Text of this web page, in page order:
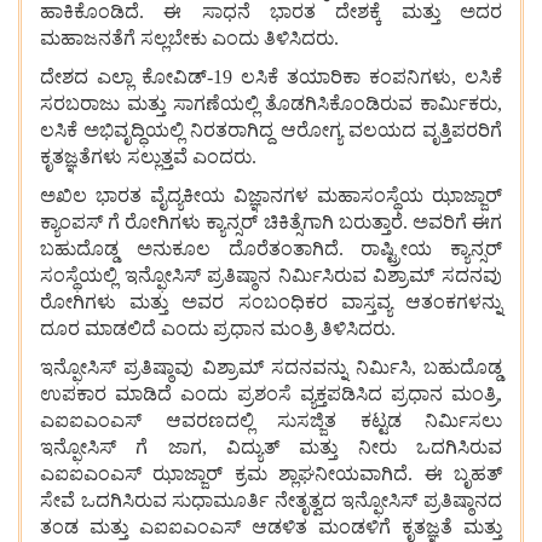
ಹಾಕಿಕೊಂಡಿದೆ.ಈ ಸಾಧನೆ ಭಾರತ ದೇಶಕ್ಕೆ ಮತ್ತು
ಅದರ
ಮಹಾಜನತೆಗೆ ಸಲ್ಲಬೇಕು ಎಂದು ತಿಳಿಸಿದರು.
ದೇಶದ ಎಲ್ಲಾ ಕೋವಿಡ್-19 ಲಸಿಕೆ ತಯಾರಿಕಾ ಕಂಪನಿಗಳು, ಲಸಿಕೆ
ಸರಬರಾಜು ಮತ್ತು ಸಾಗಣೆಯಲ್ಲಿ ತೊಡಗಿಸಿಕೊಂಡಿರುವ ಕಾರ್ಮಿಕರು,
ಲಸಿಕೆ ಅಭಿವೃದ್ಧಿಯಲ್ಲಿ ನಿರತರಾಗಿದ್ದ ಆರೋಗ್ಯ ವಲಯದ ವೃತ್ತಿಪರರಿಗೆ
ಕೃತಜ್ಞತೆಗಳು ಸಲ್ಲುತ್ತವೆ ಎಂದರು.
ಅಖಿಲ ಭಾರತ ವೈದ್ಯಕೀಯ ವಿಜ್ಞಾನಗಳ ಮಹಾಸಂಸ್ಥೆಯ ಝಾಜ್ಜಾರ್
ಕ್ಯಾಂಪಸ್ ಗೆ ರೋಗಿಗಳು ಕ್ಯಾನ್ಸರ್ ಚಿಕಿತ್ಸೆಗಾಗಿ ಬರುತ್ತಾರೆ. ಅವರಿಗೆ ಈಗ
ಬಹುದೊಡ್ಡ
ಅನುಕೂಲ ದೊರೆತಂತಾಗಿದೆ. ರಾಷ್ಟ್ರೀಯ
ಕ್ಯಾನ್ಸರ್
ಸಂಸ್ಥೆಯಲ್ಲಿ ಇನ್ಫೋಸಿಸ್ ಪ್ರತಿಷ್ಠಾನ ನಿರ್ಮಿಸಿರುವ ವಿಶ್ರಾಮ್ ಸದನವು
ರೋಗಿಗಳು
ಮತ್ತು ಅವರ ಸಂಬಂಧಿಕರ ವಾಸ್ತವ್ಯ
ಆತಂಕಗಳನ್ನು
ದೂರ ಮಾಡಲಿದೆ ಎಂದು ಪ್ರಧಾನ ಮಂತ್ರಿ ತಿಳಿಸಿದರು.
ಇನ್ಫೋಸಿಸ್ ಪ್ರತಿಷ್ಠಾವು ವಿಶ್ರಾಮ್ ಸದನವನ್ನು ನಿರ್ಮಿಸಿ,ಬಹುದೊಡ್ಡ
ಉಪಕಾರ ಮಾಡಿದೆ ಎಂದು ಪ್ರಶಂಸೆ ವ್ಯಕ್ತಪಡಿಸಿದ ಪ್ರಧಾನ ಮಂತ್ರಿ,
ಎಐಐಎಂಎಸ್
ಆವರಣದಲ್ಲಿ ಸುಸಜ್ಜಿತ ಕಟ್ಟಡ
ನಿರ್ಮಿಸಲು
ಇನ್ಫೋಸಿಸ್
ಗೆ ಜಾಗ,ವಿದ್ಯುತ್ ಮತ್ತು ನೀರು
ಒದಗಿಸಿರುವ
ಎಐಐಎಂಎಸ್ ಝಾಜ್ಜಾರ್ ಕ್ರಮ ಶ್ಲಾಘನೀಯವಾಗಿದೆ. ಈ ಬೃಹತ್
ಸೇವೆ ಒದಗಿಸಿರುವ ಸುಧಾಮೂರ್ತಿ ನೇತೃತ್ವದ ಇನ್ಫೋಸಿಸ್ ಪ್ರತಿಷ್ಠಾನದ
ತಂಡ ಮತ್ತು ಎಐಐಎಂಎಸ್ ಆಡಳಿತ ಮಂಡಳಿಗೆ ಕೃತಜ್ಞತೆ
ಮತ್ತು